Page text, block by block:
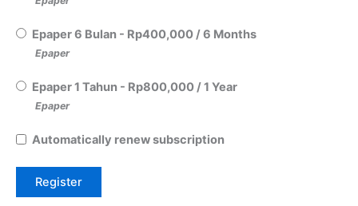
Epaper 6 Bulan - Rp400,000/6 Months
Epaper
Epaper 1 Tahun - Rp800,000/1 Year
Epaper
Automatically renew subscription